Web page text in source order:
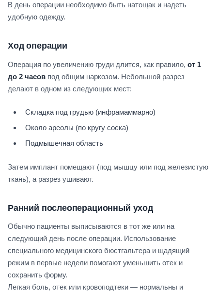
В день операции необходимо быть натощак и надеть
удобную одежду.
Ход операции
Операция по увеличению груди длится, как правило, от 1
до 2 часов под общим наркозом. Небольшой разрез
делают в одном из следующих мест:
Складка под грудью (инфрамаммарно)
Около ареолы (по кругу соска)
Подмышечная область
Затем имплант помещают (под мышцу или под железистую
ткань), а разрез ушивают.
Ранний послеоперационный уход
Обычно пациенты выписываются в тот же или на
следующий день после операции. Использование
специального медицинского бюстгальтера и щадящий
режим в первые недели помогают уменьшить отек и
сохранить форму.
Легкая боль, отек или кровоподтеки — нормальны и